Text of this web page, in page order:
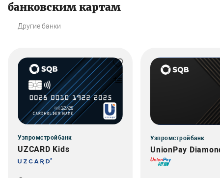
банковским картам
Другие банки
Узпромстройбанк
UZCARD Kids
Узпромстройбанк
UnionPay